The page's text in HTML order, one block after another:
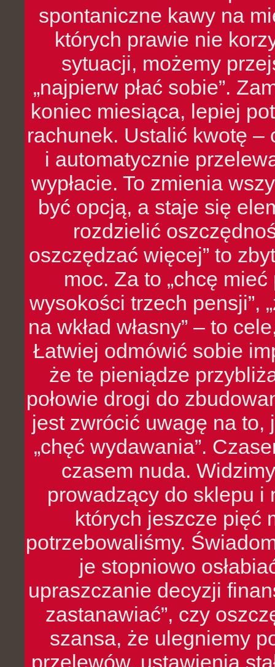
spontaniczne kawy na
których prawie nie
sytuacji, możemy
„najpierw płać sobie”.
koniec miesiąca, lepiej
rachunek. Ustalić kwotę
i automatycznie
wypłacie. To zmienia
być opcją, a staje się
rozdzielić
oszczędzać więcej” to
moc. Za to „chcę
wysokości trzech pensji”,
na wkład własny” – to
Łatwiej odmówić sobie
że te pieniądze
połowie drogi do
jest zwrócić uwagę na to,
„chęć wydawania”.
czasem nuda.
prowadzący do sklepu i
których jeszcze pięć
potrzebowaliśmy.
je stopniowo
upraszczanie decyzji
zastanawiać”, czy
szansa, że ulegniemy
przelewów, ustawienia